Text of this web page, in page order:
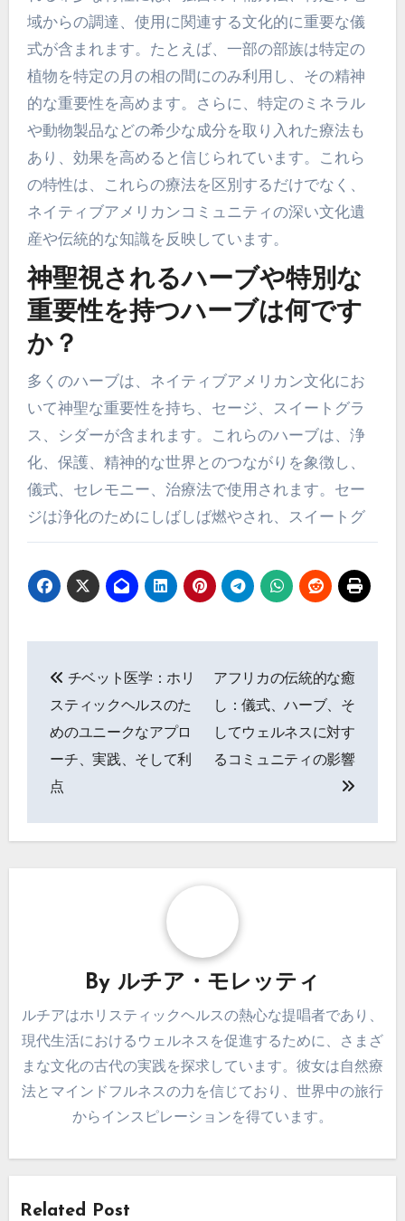
域からの調達、使用に関連する文化的に重要な儀
式が含まれます。たとえば、一部の部族は特定の
植物を特定の月の相の間にのみ利用し、その精神
的な重要性を高めます。さらに、特定のミネラル
や動物製品などの希少な成分を取り入れた療法も
あり、効果を高めると信じられています。これら
の特性は、これらの療法を区別するだけでなく、
ネイティブアメリカンコミュニティの深い文化遺
産や伝統的な知識を反映しています。
神聖視されるハーブや特別な
重要性を持つハーブは何です
か？
多くのハーブは、ネイティブアメリカン文化にお
いて神聖な重要性を持ち、セージ、スイートグラ
ス、シダーが含まれます。これらのハーブは、浄
化、保護、精神的な世界とのつながりを象徴し、
儀式、セレモニー、治療法で使用されます。セー
ジは浄化のためにしばしば燃やされ、スイートグ
チベット医学：ホリ
スティックヘルスのた
めのユニークなアプロ
ーチ、実践、そして利
点
アフリカの伝統的な癒
し：儀式、ハーブ、そ
してウェルネスに対す
るコミュニティの影響
By ルチア・モレッティ
ルチアはホリスティックヘルスの熱心な提唱者であり、
現代生活におけるウェルネスを促進するために、さまざ
まな文化の古代の実践を探求しています。彼女は自然療
法とマインドフルネスの力を信じており、世界中の旅行
からインスピレーションを得ています。
Related Post